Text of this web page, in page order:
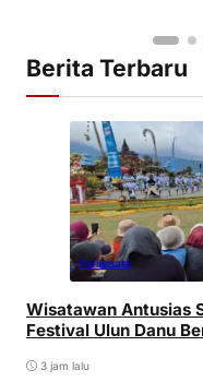
Berita Terbaru
Pariwisata
Wisatawan Antusias
Festival Ulun Danu
3 jam lalu